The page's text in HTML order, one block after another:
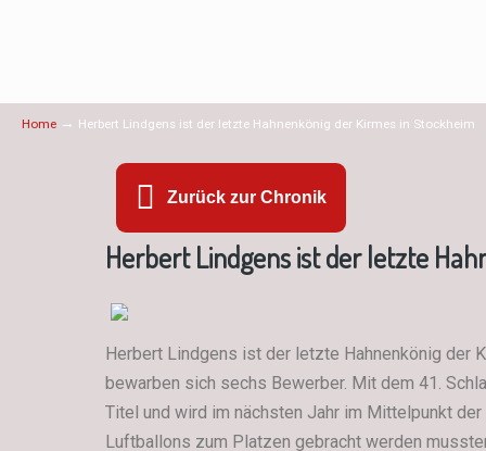
Home → Herbert Lindgens ist der letzte Hahnenkönig der Kirmes in Stockheim
Zurück zur Chronik
Herbert Lindgens ist der letzte
Herbert Lindgens ist der letzte Hahnenkönig der
bewarben sich sechs Bewerber. Mit dem 41.
Titel und wird im nächsten Jahr im Mittelpunkt
Luftballons zum Platzen gebracht werden